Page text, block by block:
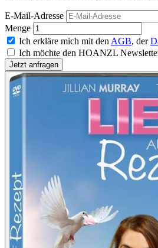
E-Mail-Adresse
Menge
Ich erkläre mich mit den AGB, der
Ich möchte den HOANZL